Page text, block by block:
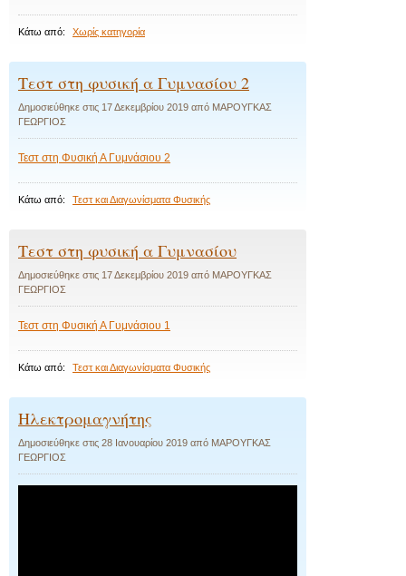
Κάτω από: Χωρίς κατηγορία
Τεστ στη φυσική α Γυμνασίου 2
Δημοσιεύθηκε στις 17 Δεκεμβρίου 2019 από ΜΑΡΟΥΓΚΑΣ
ΓΕΩΡΓΙΟΣ
Τεστ στη Φυσική Α Γυμνάσιου 2
Κάτω από: Τεστ και Διαγωνίσματα Φυσικής
Τεστ στη φυσική α Γυμνασίου
Δημοσιεύθηκε στις 17 Δεκεμβρίου 2019 από ΜΑΡΟΥΓΚΑΣ
ΓΕΩΡΓΙΟΣ
Τεστ στη Φυσική Α Γυμνάσιου 1
Κάτω από: Τεστ και Διαγωνίσματα Φυσικής
Ηλεκτρομαγνήτης
Δημοσιεύθηκε στις 28 Ιανουαρίου 2019 από ΜΑΡΟΥΓΚΑΣ
ΓΕΩΡΓΙΟΣ